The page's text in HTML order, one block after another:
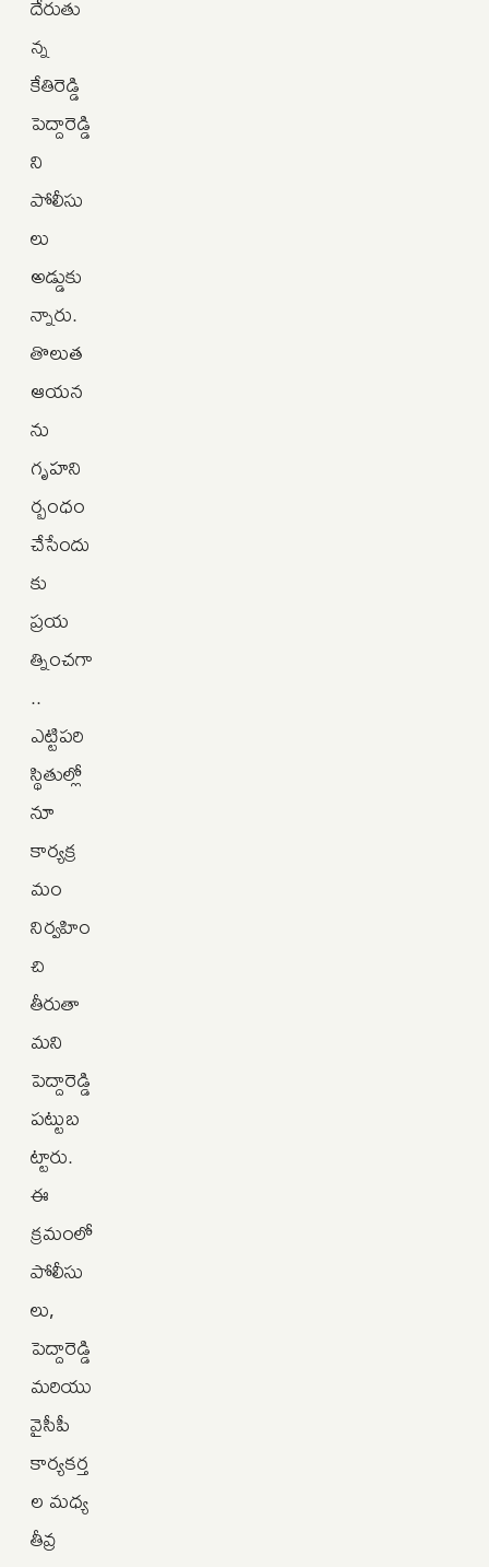
న్న
కేతిరెడ్డి
పెద్దారెడ్డి
ని
పోలీసు
లు
అడ్డుకు
న్నారు.
తొలుత
ఆయన
ను
గృహని
ర్బంధం
చేసేందు
కు
ప్రయ
త్నించగా
..
ఎట్టిపరి
స్థితుల్లో
నూ
కార్యక్ర
మం
నిర్వహిం
చి
తీరుతా
మని
పెద్దారెడ్డి
పట్టుబ
ట్టారు.
ఈ
క్రమంలో
పోలీసు
లు,
పెద్దారెడ్డి
మరియు
వైసీపీ
కార్యకర్త
ల మధ్య
తీవ్ర